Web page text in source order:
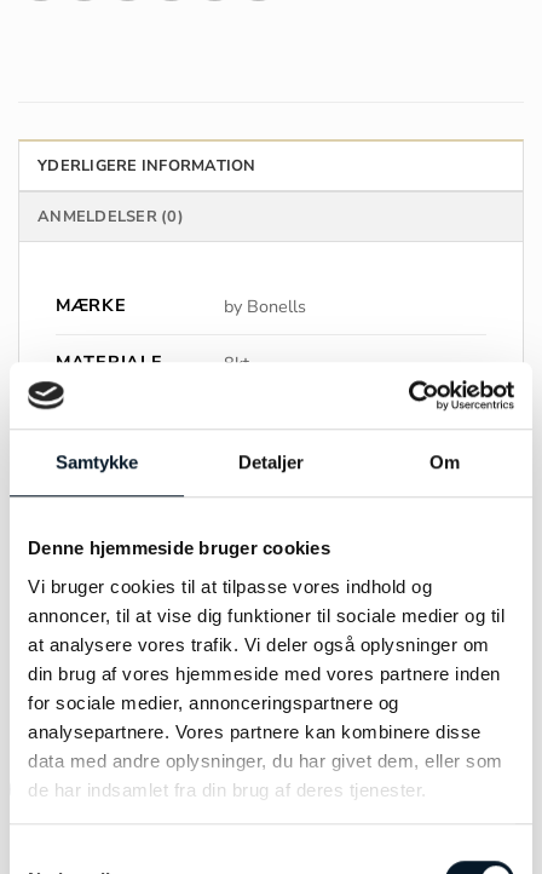
Samtykke Detaljer Om
Denne hjemmeside bruger cookies
Vi bruger cookies til at tilpasse vores indhold og
annoncer, til at vise dig funktioner til sociale medier og til
at analysere vores trafik. Vi deler også oplysninger om
din brug af vores hjemmeside med vores partnere inden
for sociale medier, annonceringspartnere og
analysepartnere. Vores partnere kan kombinere disse
data med andre oplysninger, du har givet dem, eller som
de har indsamlet fra din brug af deres tjenester.
YDERLIGERE INFORMATION
ANMELDELSER (0)
MÆRKE by Bonells
MATERIALE 8kt
STEN Ferskvands kultur perler
RELATEREDE VARER
-31% -10%